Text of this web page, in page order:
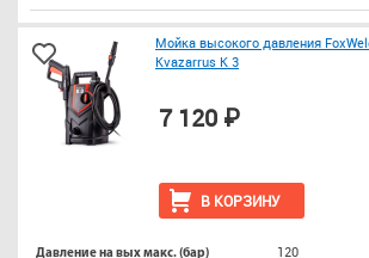
Мойка высокого давления
Kvazarrus K 3
В КОРЗИНУ
7 120 ₽
Давление на вых макс. (бар) 120